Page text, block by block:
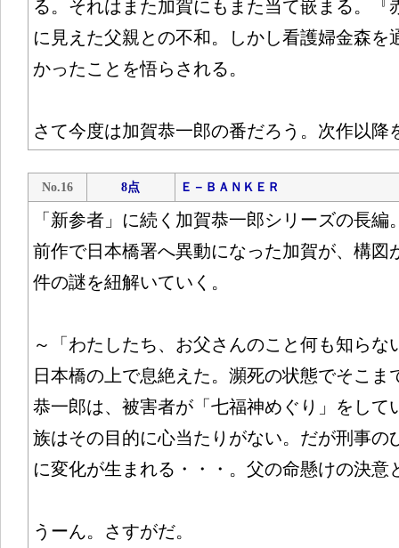
る。それはまた加賀にもまた当て嵌まる。『
に見えた父親との不和。しかし看護婦金森を
かったことを悟らされる。
さて今度は加賀恭一郎の番だろう。次作以降
No.16 8点 Ｅ－ＢＡＮＫＥＲ
「新参者」に続く加賀恭一郎シリーズの長編
前作で日本橋署へ異動になった加賀が、構図
件の謎を紐解いていく。
～「わたしたち、お父さんのこと何も知らな
日本橋の上で息絶えた。瀕死の状態でそこま
恭一郎は、被害者が「七福神めぐり」をして
族はその目的に心当たりがない。だが刑事の
に変化が生まれる・・・。父の命懸けの決意
うーん。さすがだ。